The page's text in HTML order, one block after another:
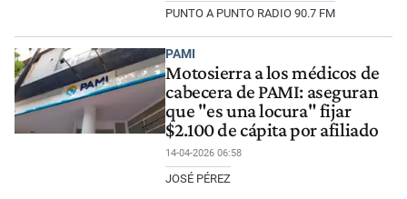
PUNTO A PUNTO RADIO 90.7 FM
PAMI
Motosierra a los médicos de
cabecera de PAMI: aseguran
que "es una locura" fijar
$2.100 de cápita por afiliado
14-04-2026 06:58
JOSÉ PÉREZ